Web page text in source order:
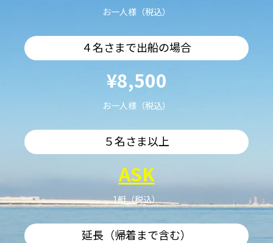
お一人様（税込）
４名さまで出船の場合
¥8,500
お一人様（税込）
５名さま以上
ASK
1艇（税込）
延長（帰着まで含む）